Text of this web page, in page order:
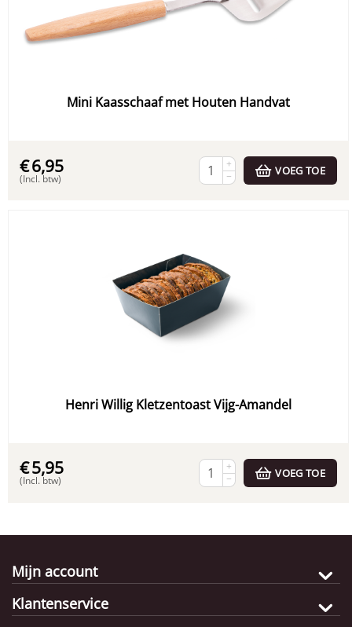
Mini Kaasschaaf met Houten Handvat
€6,95
(Incl. btw)
+
−
VOEG TOE
Henri Willig Kletzentoast Vijg-Amandel
€5,95
(Incl. btw)
+
−
VOEG TOE
Mijn account
Klantenservice